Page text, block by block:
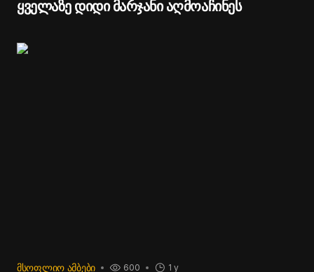
ყველაზე დიდი მარჯანი აღმოაჩინეს
ᲛᲡᲝᲤᲚᲘᲝ ᲐᲛᲑᲔᲑᲘ 1 y
600